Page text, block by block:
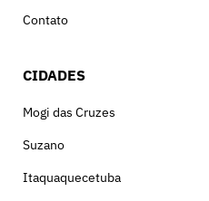
Contato
CIDADES
Mogi das Cruzes
Suzano
Itaquaquecetuba